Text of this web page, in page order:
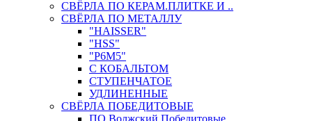
СВЁРЛА ПО КЕРАМ.ПЛИТКЕ И ..
СВЁРЛА ПО МЕТАЛЛУ
"HAISSER"
"HSS"
"Р6М5"
С КОБАЛЬТОМ
СТУПЕНЧАТОЕ
УДЛИНЕННЫЕ
СВЁРЛА ПОБЕДИТОВЫЕ
ПО Волжский Победитовые